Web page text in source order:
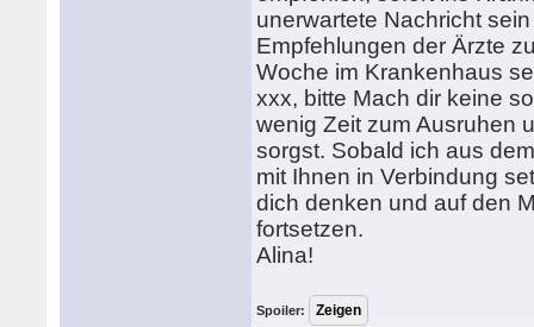
unerwartete Nachricht
Empfehlungen der Ärzte
Woche im Krankenhaus
xxx, bitte Mach dir keine
wenig Zeit zum Ausruhen
sorgst. Sobald ich aus
mit Ihnen in Verbindung
dich denken und auf den
fortsetzen.
Alina!
Spoiler: